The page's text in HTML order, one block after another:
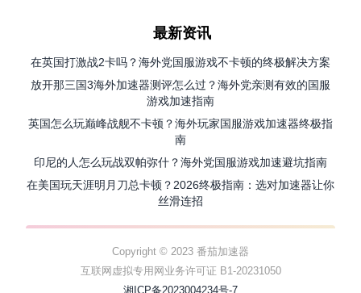
最新资讯
在英国打激战2卡吗？海外党国服游戏不卡顿的终极解决方案
放开那三国3海外加速器测评怎么过？海外党亲测有效的国服
游戏加速指南
英国怎么玩巅峰战舰不卡顿？海外玩家国服游戏加速器终极指
南
印尼的人怎么玩战双帕弥什？海外党国服游戏加速避坑指南
在美国玩天涯明月刀总卡顿？2026终极指南：选对加速器让你
丝滑连招
Copyright © 2023 番茄加速器
互联网虚拟专用网业务许可证 B1-20231050
湘ICP备2023004234号-7